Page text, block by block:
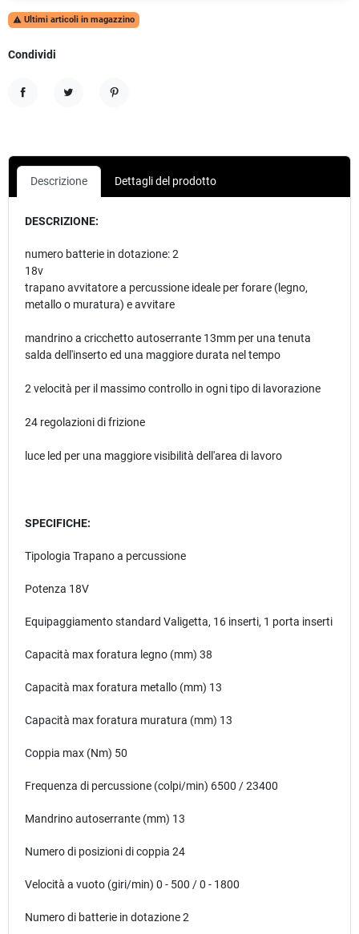
 Ultimi articoli in magazzino
Condividi
Descrizione Dettagli del prodotto
DESCRIZIONE:
numero batterie in dotazione: 2
18v
trapano avvitatore a percussione ideale per forare (legno,
metallo o muratura) e avvitare
mandrino a cricchetto autoserrante 13mm per una tenuta
salda dell'inserto ed una maggiore durata nel tempo
2 velocità per il massimo controllo in ogni tipo di lavorazione
24 regolazioni di frizione
luce led per una maggiore visibilità dell'area di lavoro
SPECIFICHE:
Tipologia Trapano a percussione
Potenza 18V
Equipaggiamento standard Valigetta, 16 inserti, 1 porta inserti
Capacità max foratura legno (mm) 38
Capacità max foratura metallo (mm) 13
Capacità max foratura muratura (mm) 13
Coppia max (Nm) 50
Frequenza di percussione (colpi/min) 6500 / 23400
Mandrino autoserrante (mm) 13
Numero di posizioni di coppia 24
Velocità a vuoto (giri/min) 0 - 500 / 0 - 1800
Numero di batterie in dotazione 2